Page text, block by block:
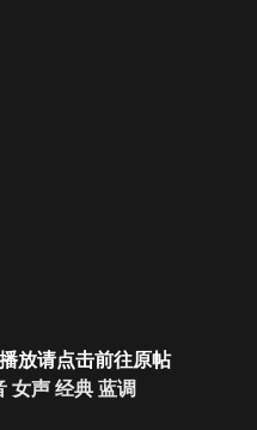
放请点击前往原帖
女声 经典 蓝调